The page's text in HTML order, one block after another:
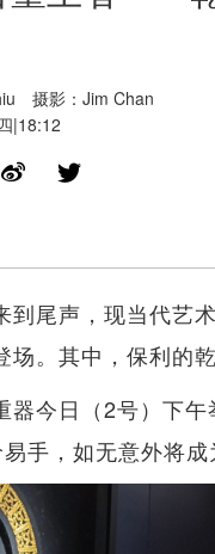
摄影：Jim Chan
|18:12
到尾声，现当代艺
场。其中，保利的
器今日（2号）下
手，如无意外将成